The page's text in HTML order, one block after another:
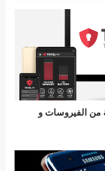
من الفيروسات و